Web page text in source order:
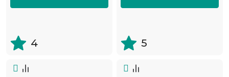
4 5